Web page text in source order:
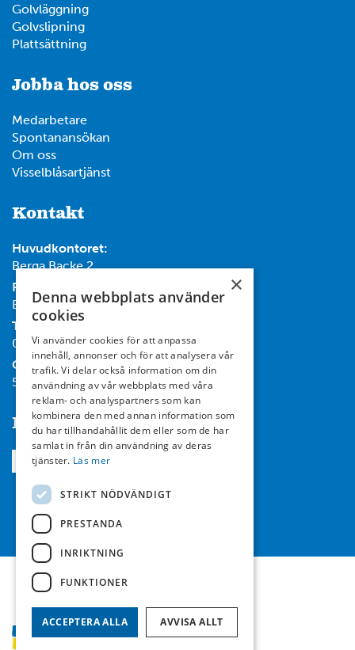
Golvläggning
Golvslipning
Plattsättning
Jobba hos oss
Medarbetare
Spontanansökan
Om oss
Visselblåsartjänst
Kontakt
Huvudkontoret:
Berga Backe 2
Post:
Box 732, 182 17 Danderyd
Tel:
08-714 35 00
Org nr:
556467-7119
Följ oss
×
Denna webbplats använder
cookies
Vi använder cookies för att anpassa
innehåll, annonser och för att analysera vår
trafik. Vi delar också information om din
användning av vår webbplats med våra
reklam- och analyspartners som kan
kombinera den med annan information som
du har tillhandahållit dem eller som de har
samlat in från din användning av deras
tjänster. Läs mer
STRIKT NÖDVÄNDIGT
PRESTANDA
INRIKTNING
FUNKTIONER
ACCEPTERA ALLA AVVISA ALLT